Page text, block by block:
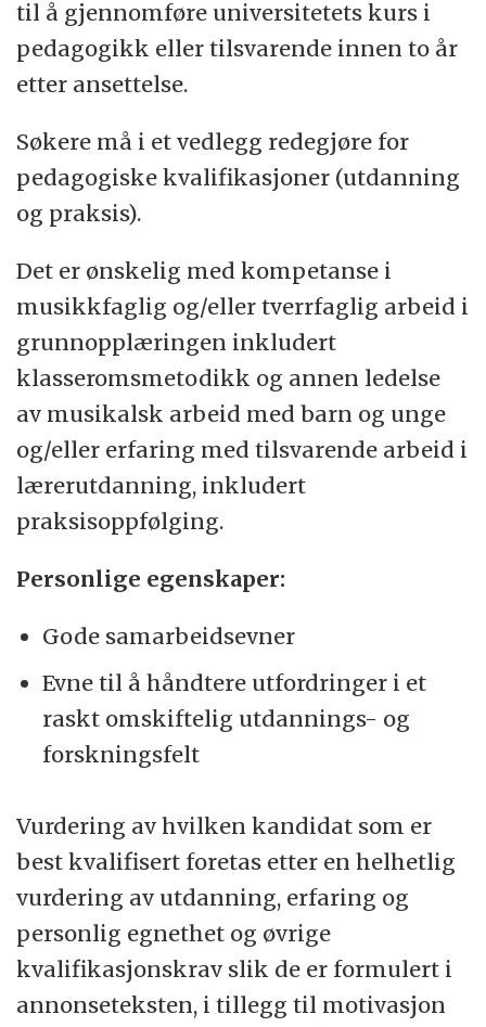
til å gjennomføre universitetets kurs i
pedagogikk eller tilsvarende innen to år
etter ansettelse.
Søkere må i et vedlegg redegjøre for
pedagogiske kvalifikasjoner (utdanning
og praksis).
Det er ønskelig med kompetanse i
musikkfaglig og/eller tverrfaglig arbeid i
grunnopplæringen inkludert
klasseromsmetodikk og annen ledelse
av musikalsk arbeid med barn og unge
og/eller erfaring med tilsvarende arbeid i
lærerutdanning, inkludert
praksisoppfølging.
Personlige egenskaper:
Gode samarbeidsevner
Evne til å håndtere utfordringer i et
raskt omskiftelig utdannings- og
forskningsfelt
Vurdering av hvilken kandidat som er
best kvalifisert foretas etter en helhetlig
vurdering av utdanning, erfaring og
personlig egnethet og øvrige
kvalifikasjonskrav slik de er formulert i
annonseteksten, i tillegg til motivasjon